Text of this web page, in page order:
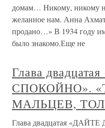
домам… Никому, никому
желанное нам. Анна
продано…» В 1934 году
было знакомо.Еще не
Глава
СПОКОЙНО».
МАЛЬЦЕВ,
Глава двадцатая